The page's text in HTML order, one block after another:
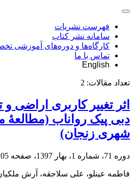
فهرست نشریات
سامانه نشر کتاب
کارگاه‌ها و دوره‌های آموزشی
تماس با ما
English
تعداد مقالات: 2
اثر تغییر کاربری اراضی
دبی پیک رواناب (مطالعۀ
شهری زنجان)
دوره 71، شماره 1، بهار 1397، صفحه 221
فاطمه عینلو، علی سلاجقه، آرش